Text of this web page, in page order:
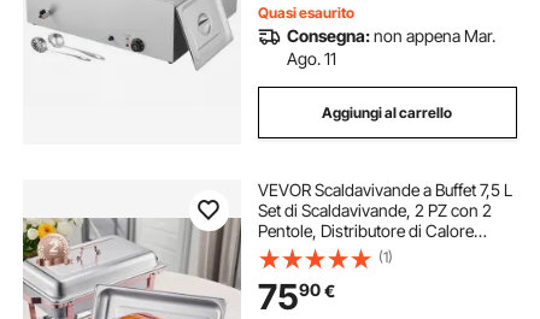
Quasi esaurito
Consegna:non appena Mar.
Ago. 11
Aggiungi al carrello
VEVOR Scaldavivande a Buffet 7,5 L
Set di Scaldavivande, 2 PZ con 2
Pentole, Distributore di Calore
Rettangolare per Ristorazione con
Coperchio, Supporto per Pentola
Acqua e Porta Carburante, Oro
Rosa
(1)
7590€